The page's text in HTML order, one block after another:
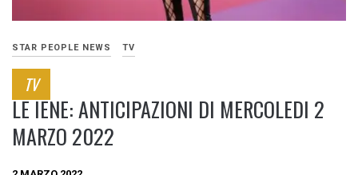
STAR PEOPLE NEWS TV
TV
LE IENE: ANTICIPAZIONI DI MERCOLEDI 2
MARZO 2022